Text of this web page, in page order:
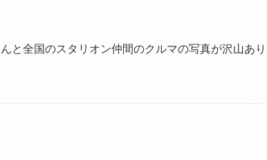
と全国のスタリオン仲間のクルマの写真が沢山あり